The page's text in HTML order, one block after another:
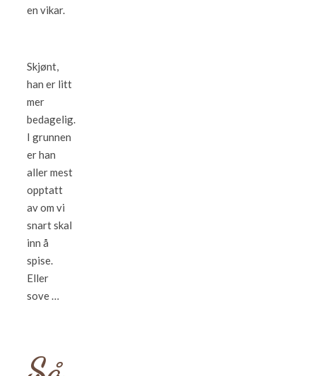
en vikar.
Skjønt,
han er litt
mer
bedagelig.
I grunnen
er han
aller mest
opptatt
av om vi
snart skal
inn å
spise.
Eller
sove …